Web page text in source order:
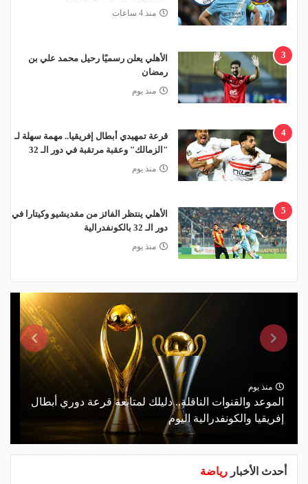
منذ 4 ساعات
3
الأهلي يعلن رسميًا رحيل محمد علي بن
رمضان
منذ يوم
4
قرعة تمهيدي أبطال إفريقيا.. مهمة سهلة لـ
"الزمالك" وعقبة مرتقبة في دور الـ 32
منذ يوم
5
الأهلي ينتظر الفائز من مقديشيو وكيتارا في
دور الـ 32 بالكونفدرالية
منذ يوم
منذ يوم
الموعد والقنوات الناقلة.. دليلك لمتابعة قرعة دوري أبطال
إفريقيا والكونفدرالية اليوم
أحدث الأخبار رياضة